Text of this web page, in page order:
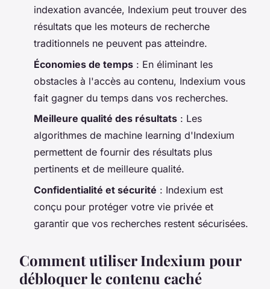
indexation avancée, Indexium peut trouver des
résultats que les moteurs de recherche
traditionnels ne peuvent pas atteindre.
Économies de temps : En éliminant les
obstacles à l'accès au contenu, Indexium vous
fait gagner du temps dans vos recherches.
Meilleure qualité des résultats : Les
algorithmes de machine learning d'Indexium
permettent de fournir des résultats plus
pertinents et de meilleure qualité.
Confidentialité et sécurité : Indexium est
conçu pour protéger votre vie privée et
garantir que vos recherches restent sécurisées.
Comment utiliser Indexium pour
débloquer le contenu caché